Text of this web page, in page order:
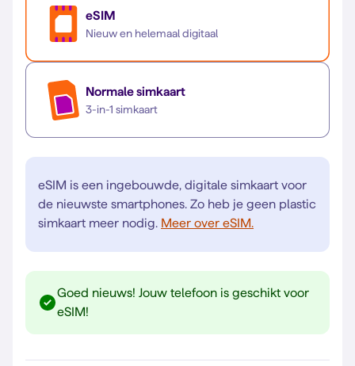
Normale simkaart
3-in-1 simkaart
eSIM
Nieuw en helemaal digitaal
eSIM is een ingebouwde, digitale simkaart voor
de nieuwste smartphones. Zo heb je geen plastic
simkaart meer nodig. Meer over eSIM.
Goed nieuws! Jouw telefoon is geschikt voor
eSIM!